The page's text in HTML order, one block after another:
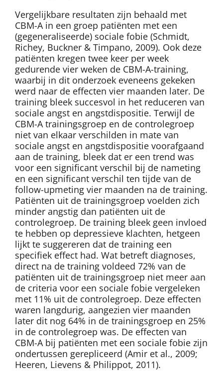
Vergelijkbare resultaten zijn behaald met
CBM-A in een groep patiënten met een
(gegeneraliseerde) sociale fobie (Schmidt,
Richey, Buckner & Timpano, 2009). Ook deze
patiënten kregen twee keer per week
gedurende vier weken de CBM-A-training,
waarbij in dit onderzoek eveneens gekeken
werd naar de effecten vier maanden later. De
training bleek succesvol in het reduceren van
sociale angst en angstdispositie. Terwijl de
CBM-A trainingsgroep en de controlegroep
niet van elkaar verschilden in mate van
sociale angst en angstdispositie voorafgaand
aan de training, bleek dat er een trend was
voor een significant verschil bij de nameting
en een significant verschil ten tijde van de
follow-upmeting vier maanden na de training.
Patiënten uit de trainingsgroep voelden zich
minder angstig dan patiënten uit de
controlegroep. De training bleek geen invloed
te hebben op depressieve klachten, hetgeen
lijkt te suggereren dat de training een
specifiek effect had. Wat betreft diagnoses,
direct na de training voldeed 72% van de
patiënten uit de trainingsgroep niet meer aan
de criteria voor een sociale fobie vergeleken
met 11% uit de controlegroep. Deze effecten
waren langdurig, aangezien vier maanden
later dit nog 64% in de trainingsgroep en 25%
in de controlegroep was. De effecten van
CBM-A bij patiënten met een sociale fobie zijn
ondertussen gerepliceerd (Amir et al., 2009;
Heeren, Lievens & Philippot, 2011).